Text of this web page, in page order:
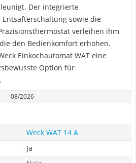
Der integrierte
sowie die
verleihen ihm
den Bedienkomfort erhöhen.
Einkochautomat WAT eine
Option für
08/2026
Weck WAT 14 A
Ja